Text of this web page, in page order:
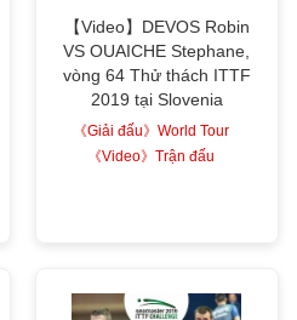
【Video】DEVOS Robin
VS OUAICHE Stephane,
vòng 64 Thử thách ITTF
2019 tại Slovenia
《Giải đấu》World Tour
《Video》Trận đấu